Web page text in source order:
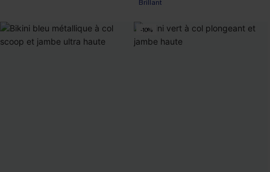
Brillant
-10%